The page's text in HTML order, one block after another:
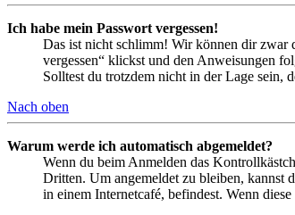
Ich habe mein Passwort vergessen!
Das ist nicht schlimm! Wir können dir zwar
vergessen“ klickst und den Anweisungen
Solltest du trotzdem nicht in der Lage sein,
Nach oben
Warum werde ich automatisch abgemeldet?
Wenn du beim Anmelden das
Dritten. Um angemeldet zu bleiben, kannst
in einem Internetcafé, befindest. Wenn